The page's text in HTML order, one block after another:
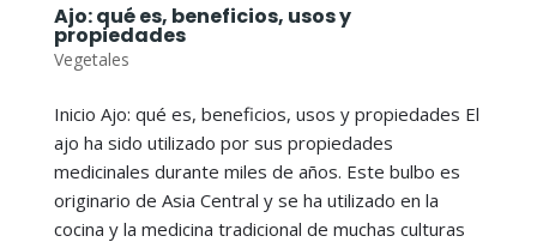
Ajo: qué es, beneficios, usos y
propiedades
Vegetales
Inicio Ajo: qué es, beneficios, usos y propiedades El
ajo ha sido utilizado por sus propiedades
medicinales durante miles de años. Este bulbo es
originario de Asia Central y se ha utilizado en la
cocina y la medicina tradicional de muchas culturas